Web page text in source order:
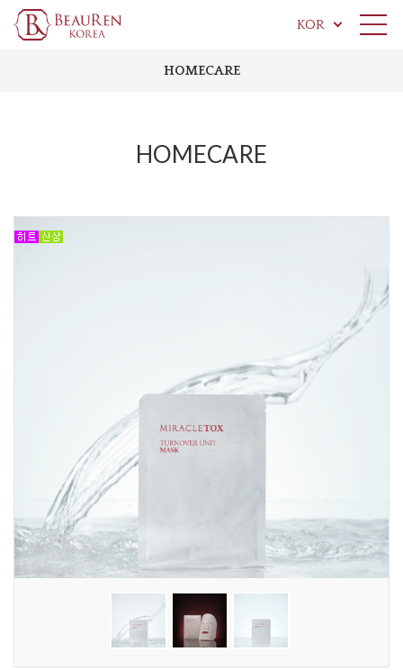
KOR
HOMECARE
HOMECARE